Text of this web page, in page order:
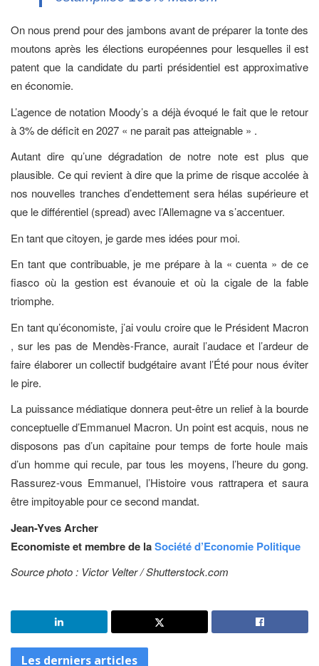
On nous prend pour des jambons avant de préparer la tonte des
moutons après les élections européennes pour lesquelles il est
patent que la candidate du parti présidentiel est approximative
en économie.
L’agence de notation Moody’s a déjà évoqué le fait que le retour
à 3% de déficit en 2027 « ne parait pas atteignable » .
Autant dire qu’une dégradation de notre note est plus que
plausible. Ce qui revient à dire que la prime de risque accolée à
nos nouvelles tranches d’endettement sera hélas supérieure et
que le différentiel (spread) avec l’Allemagne va s’accentuer.
En tant que citoyen, je garde mes idées pour moi.
En tant que contribuable, je me prépare à la « cuenta » de ce
fiasco où la gestion est évanouie et où la cigale de la fable
triomphe.
En tant qu’économiste, j’ai voulu croire que le Président Macron
, sur les pas de Mendès-France, aurait l’audace et l’ardeur de
faire élaborer un collectif budgétaire avant l’Été pour nous éviter
le pire.
La puissance médiatique donnera peut-être un relief à la bourde
conceptuelle d’Emmanuel Macron. Un point est acquis, nous ne
disposons pas d’un capitaine pour temps de forte houle mais
d’un homme qui recule, par tous les moyens, l’heure du gong.
Rassurez-vous Emmanuel, l’Histoire vous rattrapera et saura
être impitoyable pour ce second mandat.
Jean-Yves Archer
Economiste et membre de laSociété d’Economie Politique
Source photo : Victor Velter / Shutterstock.com
Les derniers articles